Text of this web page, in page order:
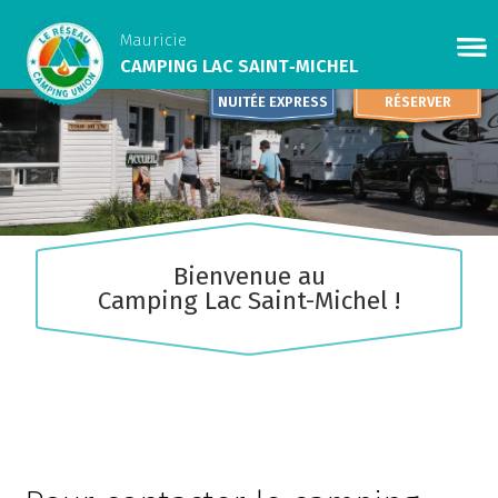
Mauricie
CAMPING LAC SAINT‑MICHEL
RÉSERVER
NUITÉE EXPRESS
​Bienvenue au
Camping Lac Saint-Michel !